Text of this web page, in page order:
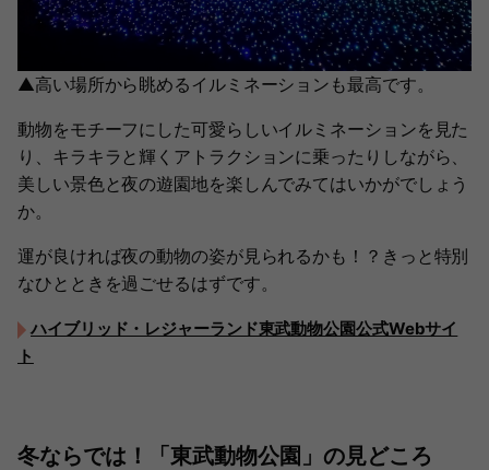
▲高い場所から眺めるイルミネーションも最高です。
動物をモチーフにした可愛らしいイルミネーションを見た
り、キラキラと輝くアトラクションに乗ったりしながら、
美しい景色と夜の遊園地を楽しんでみてはいかがでしょう
か。
運が良ければ夜の動物の姿が見られるかも！？きっと特別
なひとときを過ごせるはずです。
ハイブリッド・レジャーランド東武動物公園公式Webサイ
ト
冬ならでは！「東武動物公園」の見どころ